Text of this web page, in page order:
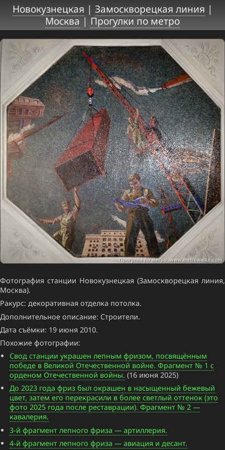
Новокузнецкая | Замоскворецкая линия |
Москва| Прогулки по метро
Фотография станции Новокузнецкая (Замоскворецкая линия,
Москва).
Ракурс: декоративная отделка потолка.
Дополнительное описание: Строители.
Дата съёмки: 19 июня 2010.
Похожие фотографии:
Свод станции украшен лепным фризом, посвящённым
победе в Великой Отечественной войне. Фрагмент № 1 с
орденом Отечественной войны. (16 июня 2025)
До 2023 года фриз был окрашен в насыщенный бежевый
цвет, затем его перекрасили в более светлый оттенок (это
фото 2025 года после реставрации). Фрагмент № 2 —
кавалерия.
3-й фрагмент лепного фриза — артиллерия.
4-й фрагмент лепного фриза — авиация и десант.